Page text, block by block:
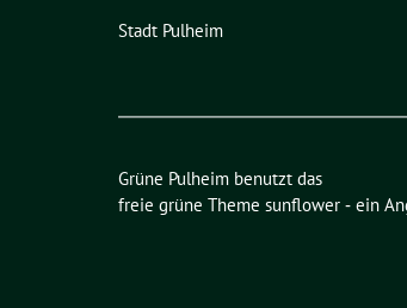
Stadt Pulheim
Grüne Pulheim benutzt das
freie grüne Theme sunflower ‐ ein